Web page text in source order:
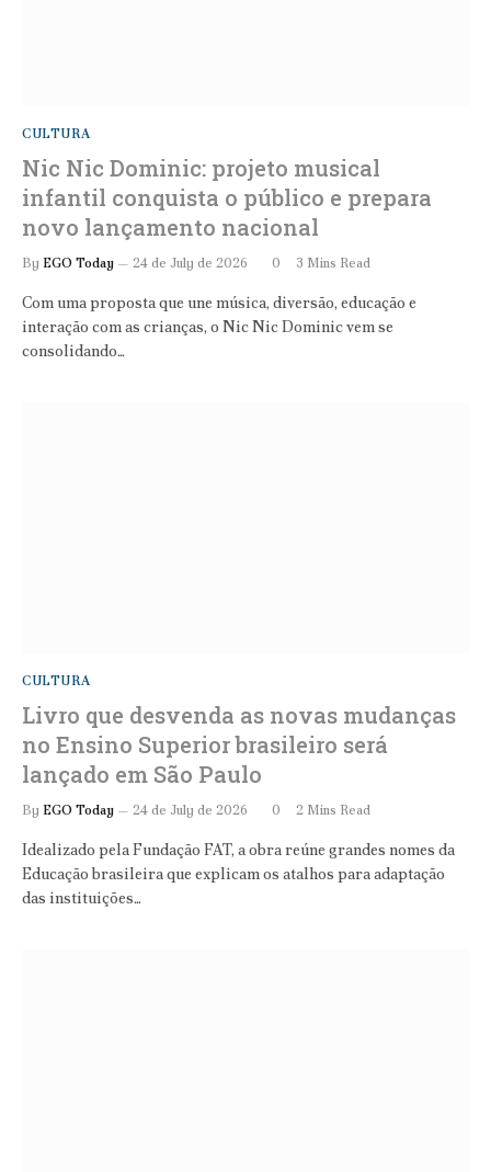
CULTURA
Nic Nic Dominic: projeto musical
infantil conquista o público e prepara
novo lançamento nacional
By EGO Today 24 de July de 2026 0 3 Mins Read
Com uma proposta que une música, diversão, educação e
interação com as crianças, o Nic Nic Dominic vem se
consolidando…
CULTURA
Livro que desvenda as novas mudanças
no Ensino Superior brasileiro será
lançado em São Paulo
By EGO Today 24 de July de 2026 0 2 Mins Read
Idealizado pela Fundação FAT, a obra reúne grandes nomes da
Educação brasileira que explicam os atalhos para adaptação
das instituições…